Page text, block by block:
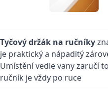
Tyčový držák na ručníky
je praktický a nápaditý
Umístění vedle vany zaručí
ručník je vždy po ruce